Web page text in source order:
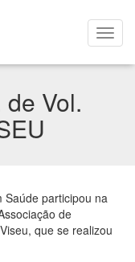
Vol.
Saúde participou na
de
que se realizou